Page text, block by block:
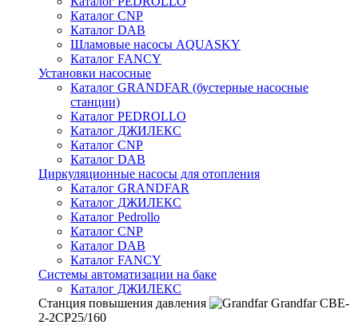
Каталог CNP
Каталог DAB
Шламовые насосы AQUASKY
Каталог FANCY
Установки насосные
Каталог GRANDFAR (бустерные насосные
станции)
Каталог PEDROLLO
Каталог ДЖИЛЕКС
Каталог CNP
Каталог DAB
Циркуляционные насосы для отопления
Каталог GRANDFAR
Каталог ДЖИЛЕКС
Каталог Pedrollo
Каталог CNP
Каталог DAB
Каталог FANCY
Системы автоматизации на баке
Каталог ДЖИЛЕКС
Станция повышения давления
Grandfar CBE-
2-2CP25/160